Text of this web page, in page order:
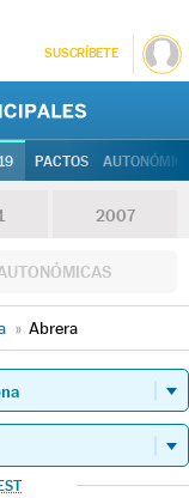
SUSCRÍBETE
PACTOS
2007
» Abrera